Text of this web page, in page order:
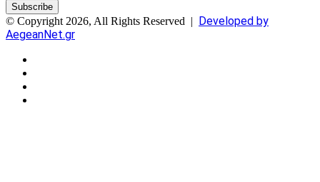
Email
address
© Copyright 2026, All Rights Reserved | Developed by
AegeanNet.gr